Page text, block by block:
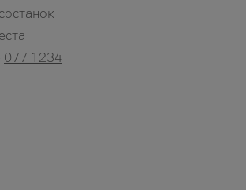
077 1234